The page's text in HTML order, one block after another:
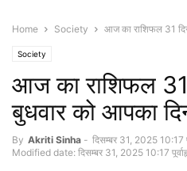
Home Society आज का राशिफल 31
Society
आज का राशिफल
बुधवार को आपका
By Akriti Sinha - दिसम्बर 31, 2025 10:17
Modified date: दिसम्बर 31, 2025 10:17